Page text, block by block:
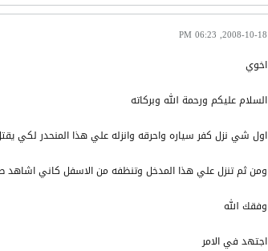
2008-10-18, 06:23 PM
اخوي
السلام عليكم ورحمة الله وبركاته
اول شي نزل كفر سياره واحرقه وانزله علي هذا المنحدر لكي
ومن ثم تنزل علي هذا المدخل وتنظفه من الاسفل كاني
وفقك الله
اجتهد في الامر